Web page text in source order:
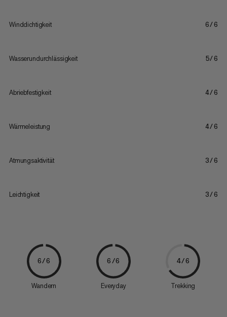
Winddichtigkeit 6/6
Wasserundurchlässigkeit 5/6
Abriebfestigkeit 4/6
Wärmeleistung 4/6
Atmungsaktivität 3/6
Leichtigkeit 3/6
6/6
Wandern
6/6
Everyday
4/6
Trekking